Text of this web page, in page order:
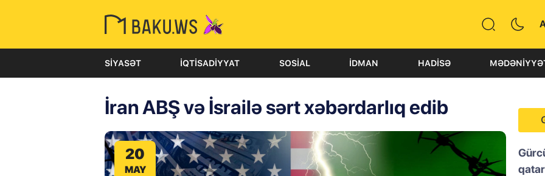
SIYASƏT İQTISADIYYAT SOSIAL İDMAN HADISƏ
İran ABŞ və İsrailə sərt xəbərdarlıq edib
20
MAY